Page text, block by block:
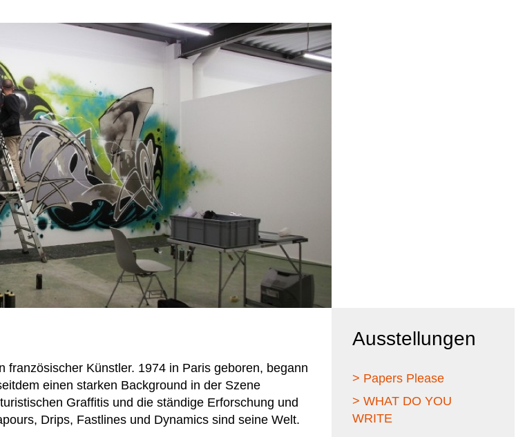
französischer Künstler. 1974 in Paris geboren, begann
einen starken Background in der Szene
Graffitis und die ständige Erforschung und
Drips, Fastlines und Dynamics sind seine Welt.
Ausstellungen
> Papers Please
> WHAT DO YOU
WRITE